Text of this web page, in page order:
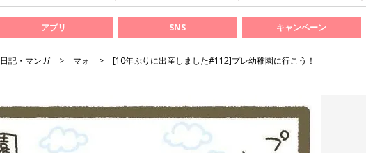
アプリ SNS キャンペーン
日記・マンガ マォ [10年ぶりに出産しました#112]プレ幼稚園に行こう！